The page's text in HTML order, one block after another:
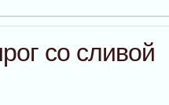
со сливой